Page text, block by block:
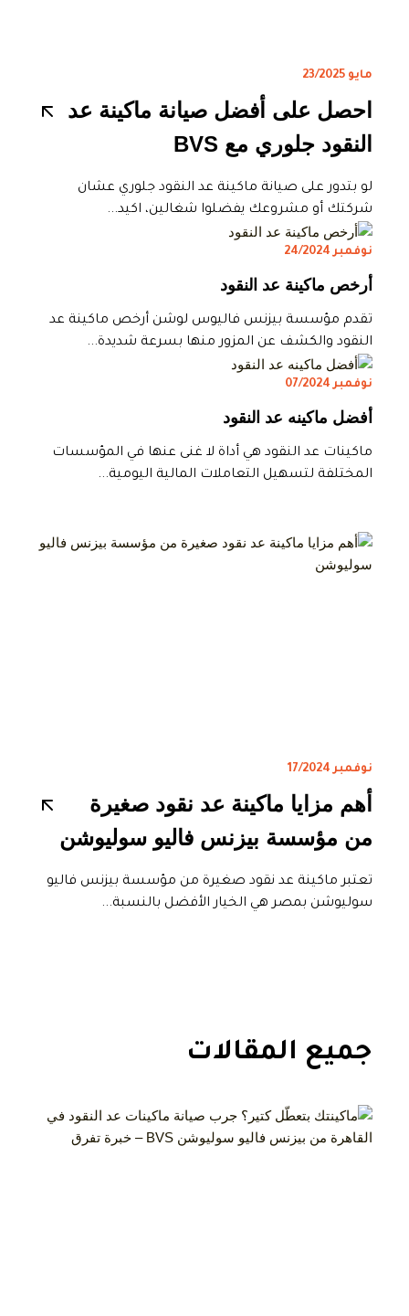
مايو 23/2025
احصل على أفضل صيانة ماكينة عد
النقود جلوري مع BVS
لو بتدور على صيانة ماكينة عد النقود جلوري عشان
شركتك أو مشروعك يفضلوا شغالين، اكيد...
نوفمبر 24/2024
أرخص ماكينة عد النقود
تقدم مؤسسة بيزنس فاليوس لوشن أرخص ماكينة عد
النقود والكشف عن المزور منها بسرعة شديدة...
نوفمبر 07/2024
أفضل ماكينه عد النقود
ماكينات عد النقود هي أداة لا غنى عنها في المؤسسات
المختلفة لتسهيل التعاملات المالية اليومية...
نوفمبر 17/2024
أهم مزايا ماكينة عد نقود صغيرة
من مؤسسة بيزنس فاليو سوليوشن
تعتبر ماكينة عد نقود صغيرة من مؤسسة بيزنس فاليو
سوليوشن بمصر هي الخيار الأفضل بالنسبة...
جميع المقالات